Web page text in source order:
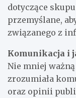
dotyczące
przemyślane,
związanego z
Komunikacja i
Nie mniej
zrozumiała
oraz opinii